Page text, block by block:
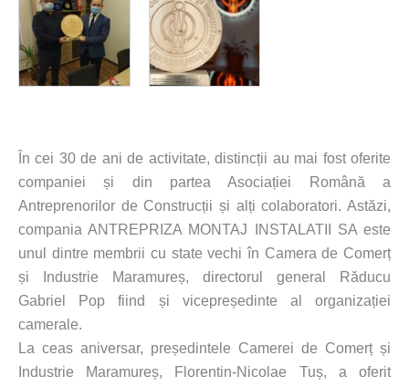
În cei 30 de ani de activitate, distincții au mai fost oferite
companiei și din partea Asociației Română a
Antreprenorilor de Construcții și alți colaboratori. Astăzi,
compania ANTREPRIZA MONTAJ INSTALATII SA este
unul dintre membrii cu state vechi în Camera de Comerț
și Industrie Maramureș, directorul general Răducu
Gabriel Pop fiind și vicepreședinte al organizației
camerale.
La ceas aniversar, președintele Camerei de Comerț și
Industrie Maramureș, Florentin-Nicolae Tuș, a oferit